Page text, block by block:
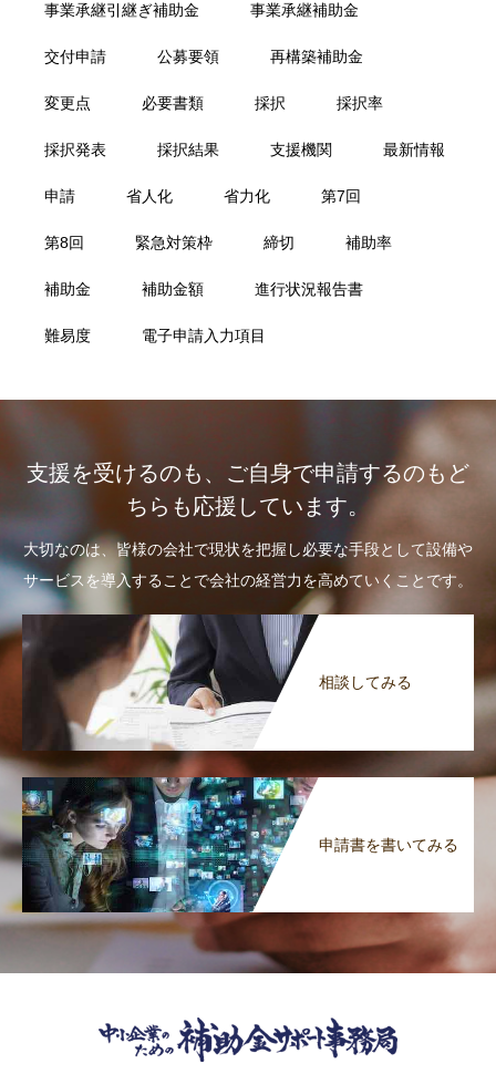
事業承継引継ぎ補助金 事業承継補助金
交付申請 公募要領 再構築補助金
変更点 必要書類 採択 採択率
採択発表 採択結果 支援機関 最新情報
申請 省人化 省力化 第7回
第8回 緊急対策枠 締切 補助率
補助金 補助金額 進行状況報告書
難易度 電子申請入力項目
支援を受けるのも、ご自身で申請するのもど
ちらも応援しています。
大切なのは、皆様の会社で現状を把握し必要な手段として設備や
サービスを導入することで会社の経営力を高めていくことです。
相談してみる
申請書を書いてみる